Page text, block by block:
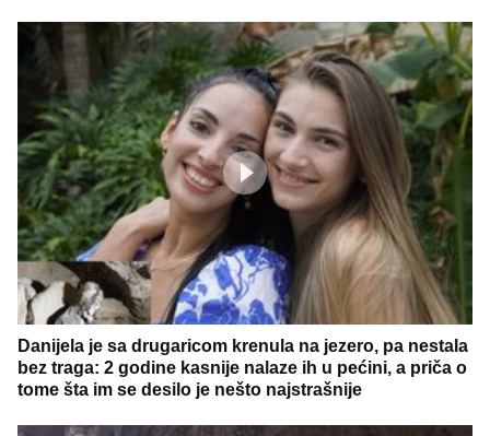
Danijela je sa drugaricom krenula na jezero, pa nestala
bez traga: 2 godine kasnije nalaze ih u pećini, a priča o
tome šta im se desilo je nešto najstrašnije